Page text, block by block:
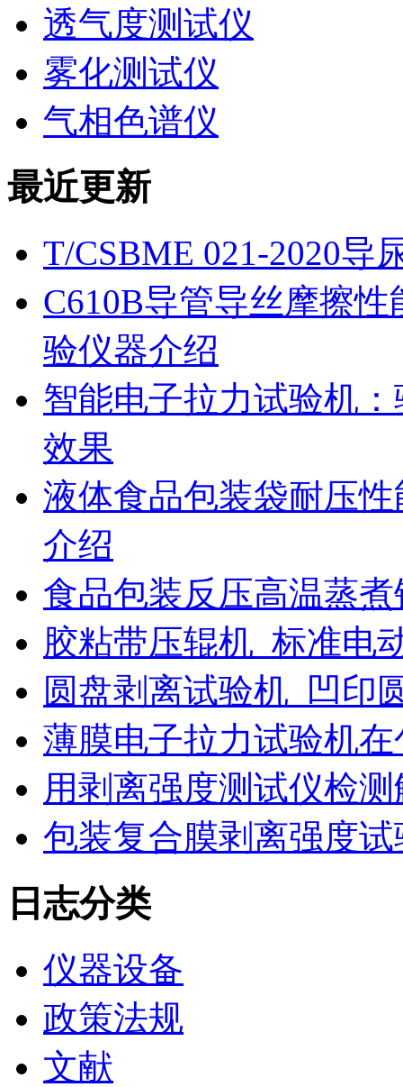
透气度测试仪
雾化测试仪
气相色谱仪
最近更新
T/CSBME 021-2020导
C610B导管导丝摩擦
验仪器介绍
智能电子拉力试验机
效果
液体食品包装袋耐压
介绍
食品包装反压高温蒸
胶粘带压辊机_标准电
圆盘剥离试验机_凹印
薄膜电子拉力试验机
用剥离强度测试仪检
包装复合膜剥离强度
日志分类
仪器设备
政策法规
文献